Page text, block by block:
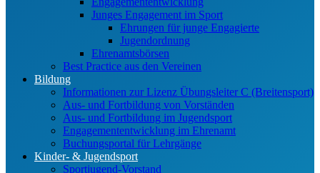
Junges Engagement im Sport
Ehrungen für junge Engagierte
Jugendordnung
Ehrenamtsbörsen
Best Practice aus den Vereinen
Bildung
Informationen zur Lizenz Übungsleiter C (Breitensport)
Aus- und Fortbildung von Vorständen
Aus- und Fortbildung im Jugendsport
Engagemententwicklung im Ehrenamt
Buchungsportal für Lehrgänge
Kinder- & Jugendsport
Sportjugend-Vorstand